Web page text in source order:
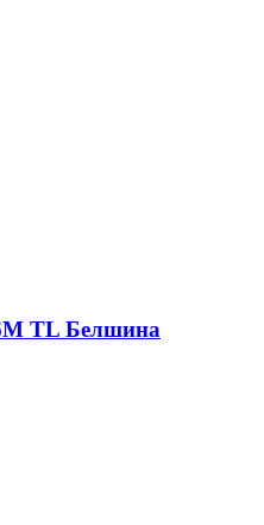
TL Белшина